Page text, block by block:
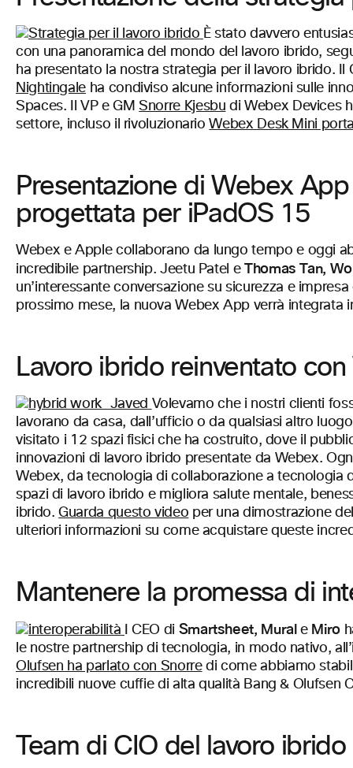
È stato davvero
con una panoramica del mondo del lavoro ibrido,
ha presentato la nostra strategia per il lavoro ibrido.
Nightingale ha condiviso alcune informazioni sulle
Spaces. Il VP e GMSnorre Kjesbu di Webex Devices
settore, incluso il rivoluzionarioWebex Desk Mini
Presentazione di Webex
progettata per iPadOS 15
Webex e Apple collaborano da lungo tempo e oggi
incredibile partnership. Jeetu Patel e Thomas Tan,
un’interessante conversazione su sicurezza e
prossimo mese, la nuova Webex App verrà integrata
Lavoro ibrido reinventato
Volevamo che i nostri clienti
lavorano da casa, dall’ufficio o da qualsiasi altro
visitato i 12 spazi fisici che ha costruito, dove il
innovazioni di lavoro ibrido presentate da Webex.
Webex, da tecnologia di collaborazione a tecnologia
spazi di lavoro ibrido e migliora salute mentale,
ibrido.Guarda questo video per una dimostrazione
ulteriori informazioni su come acquistare queste
Mantenere la promessa di
I CEO di Smartsheet, Murale Miro
le nostre partnership di tecnologia, in modo nativo,
Olufsen ha parlato con Snorredi come abbiamo
incredibili nuove cuffie di alta qualità Bang & Olufsen
Team di CIO del lavoro